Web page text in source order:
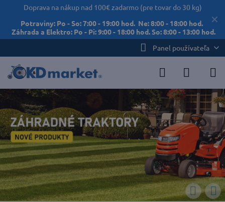
✕
Doprava na nákup nad 100€ zadarmo (pre tovar do 30 kg)
Potraviny: Po - So: 7:00 - 19:00 hod. Ne: 8:00 - 18:00 hod.
Záhrada a Elektro: Po - Pi: 9:00 - 18:00 hod. So: 8:00 - 13:00 hod.
Panel používateľa